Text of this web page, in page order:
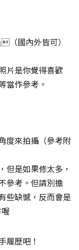
（國內外皆可）
片是你覺得喜歡
當作參考。
度來拍攝（參考附
但是如果修太多，
參考。但請別擔
些缺憾，反而會是
履歷吧！